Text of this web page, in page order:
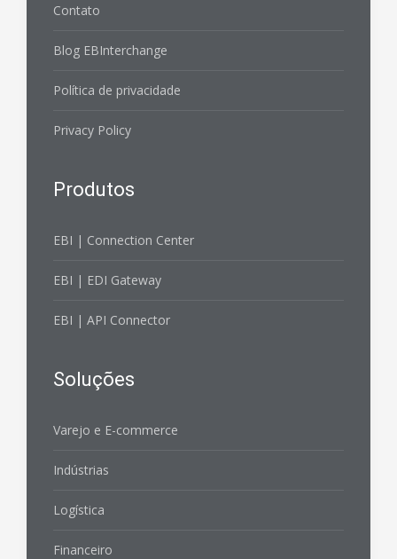
Contato
Blog EBInterchange
Política de privacidade
Privacy Policy
Produtos
EBI | Connection Center
EBI | EDI Gateway
EBI | API Connector
Soluções
Varejo e E-commerce
Indústrias
Logística
Financeiro